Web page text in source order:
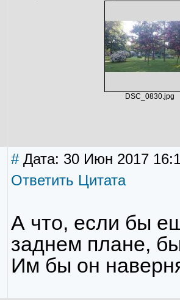
DSC_0830.jpg
#Дата: 30 Июн 2017
Ответить Цитата
А что, если бы
заднем плане,
Им бы он